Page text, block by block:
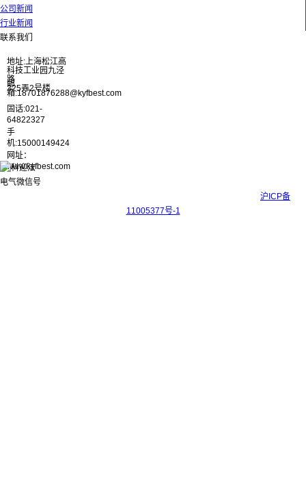
公司新闻
行业新闻
联系我们
地址:上海松江高
科技工业园九泾
路
325弄2号楼
邮
箱:18701876288@kyfbest.com
固话:021-
64822327
手
机:15000149424
网址：
www.kyfbest.com
沪ICP备
11005377号-1